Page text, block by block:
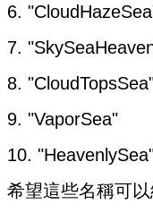
6.
7.
8.
9. "VaporSea"
10.
希望這些名稱可以